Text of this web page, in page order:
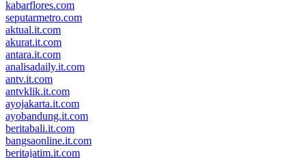
kabarflores.com
seputarmetro.com
aktual.it.com
akurat.it.com
antara.it.com
analisadaily.it.com
antv.it.com
antvklik.it.com
ayojakarta.it.com
ayobandung.it.com
beritabali.it.com
bangsaonline.it.com
beritajatim.it.com